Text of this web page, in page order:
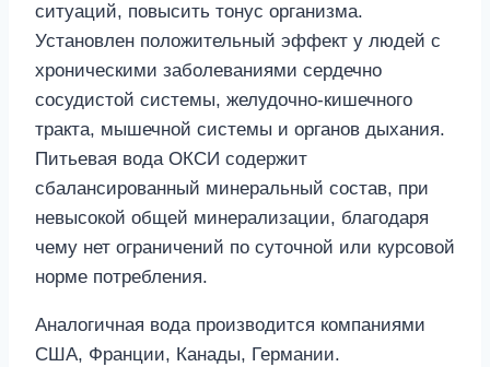
ситуаций, повысить тонус организма.
Установлен положительный эффект у людей с
хроническими заболеваниями сердечно
сосудистой системы, желудочно-кишечного
тракта, мышечной системы и органов дыхания.
Питьевая вода ОКСИ содержит
сбалансированный минеральный состав, при
невысокой общей минерализации, благодаря
чему нет ограничений по суточной или курсовой
норме потребления.
Аналогичная вода производится компаниями
США, Франции, Канады, Германии.